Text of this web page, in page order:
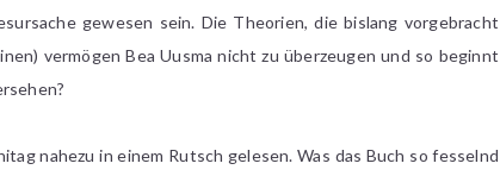
gewesen sein. Die Theorien, die bislang vorgebracht
vermögen Bea Uusma nicht zu überzeugen und so beginnt
nahezu in einem Rutsch gelesen. Was das Buch so fesselnd